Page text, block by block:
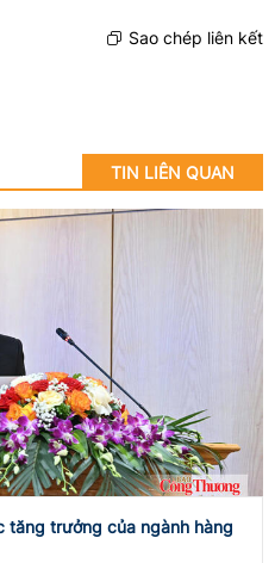
Sao chép liên kết
TIN LIÊN QUAN
trưởng của ngành hàng